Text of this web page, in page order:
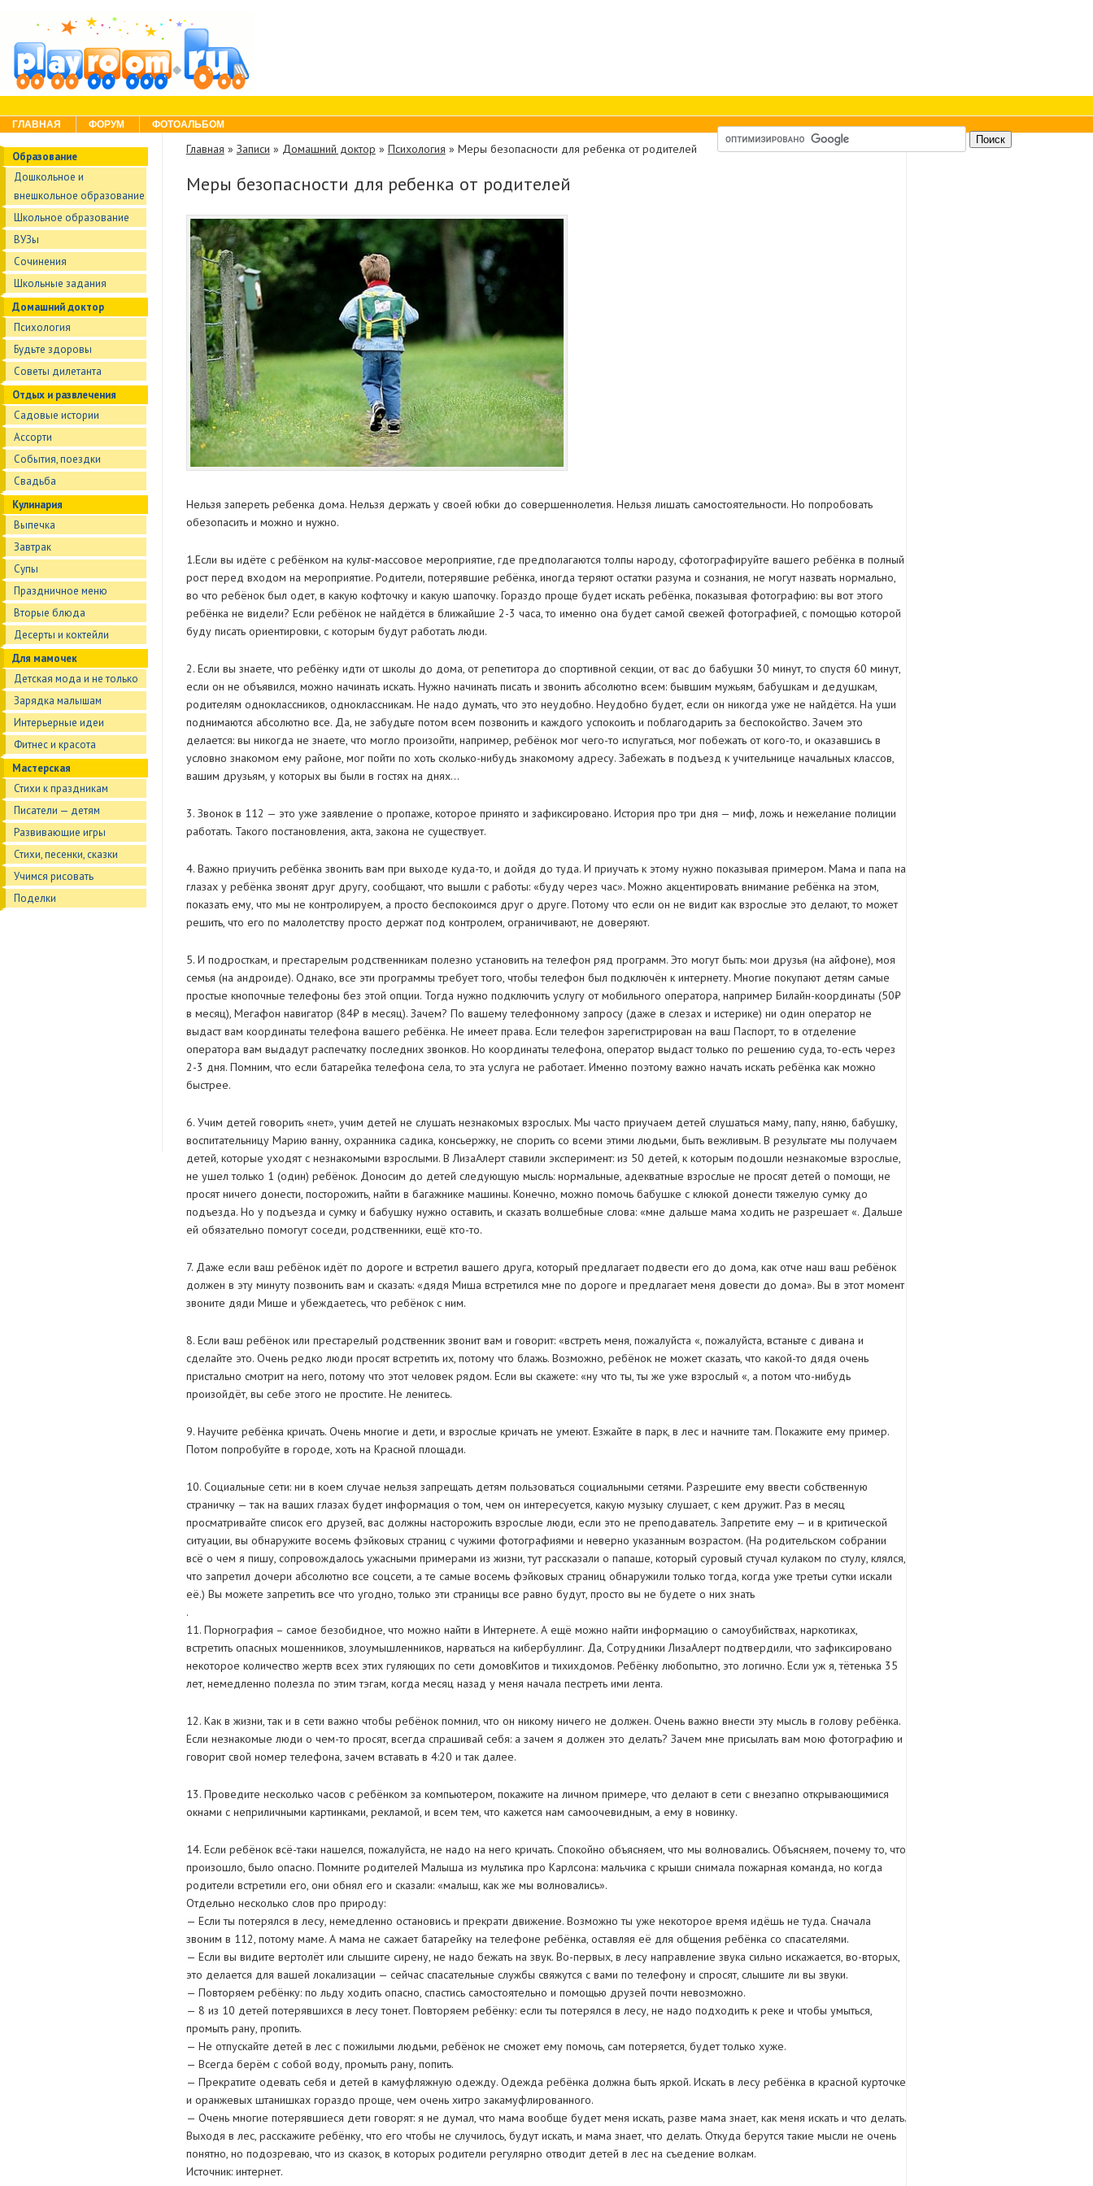
Menu
Skip to content
ГЛАВНАЯ ФОРУМ ФОТОАЛЬБОМ
Образование
Дошкольное и
внешкольное образование
Школьное образование
ВУЗы
Сочинения
Школьные задания
Домашний доктор
Психология
Будьте здоровы
Советы дилетанта
Отдых и развлечения
Садовые истории
Ассорти
События, поездки
Свадьба
Кулинария
Выпечка
Завтрак
Супы
Праздничное меню
Вторые блюда
Десерты и коктейли
Для мамочек
Детская мода и не только
Зарядка малышам
Интерьерные идеи
Фитнес и красота
Мастерская
Стихи к праздникам
Писатели — детям
Развивающие игры
Стихи, песенки, сказки
Учимся рисовать
Поделки
Главная » Записи » Домашний доктор » Психология » Меры безопасности для ребенка от родителей
Меры безопасности для ребенка от родителей
Нельзя запереть ребенка дома. Нельзя держать у своей юбки до совершеннолетия. Нельзя лишать самостоятельности. Но попробовать
обезопасить и можно и нужно.
1.Если вы идёте с ребёнком на культ-массовое мероприятие, где предполагаются толпы народу, сфотографируйте вашего ребёнка в полный
рост перед входом на мероприятие. Родители, потерявшие ребёнка, иногда теряют остатки разума и сознания, не могут назвать нормально,
во что ребёнок был одет, в какую кофточку и какую шапочку. Гораздо проще будет искать ребёнка, показывая фотографию: вы вот этого
ребёнка не видели? Если ребёнок не найдётся в ближайшие 2-3 часа, то именно она будет самой свежей фотографией, с помощью которой
буду писать ориентировки, с которым будут работать люди.
2. Если вы знаете, что ребёнку идти от школы до дома, от репетитора до спортивной секции, от вас до бабушки 30 минут, то спустя 60 минут,
если он не объявился, можно начинать искать. Нужно начинать писать и звонить абсолютно всем: бывшим мужьям, бабушкам и дедушкам,
родителям одноклассников, одноклассникам. Не надо думать, что это неудобно. Неудобно будет, если он никогда уже не найдётся. На уши
поднимаются абсолютно все. Да, не забудьте потом всем позвонить и каждого успокоить и поблагодарить за беспокойство. Зачем это
делается: вы никогда не знаете, что могло произойти, например, ребёнок мог чего-то испугаться, мог побежать от кого-то, и оказавшись в
условно знакомом ему районе, мог пойти по хоть сколько-нибудь знакомому адресу. Забежать в подъезд к учительнице начальных классов,
вашим друзьям, у которых вы были в гостях на днях…
3. Звонок в 112 — это уже заявление о пропаже, которое принято и зафиксировано. История про три дня — миф, ложь и нежелание полиции
работать. Такого постановления, акта, закона не существует.
4. Важно приучить ребёнка звонить вам при выходе куда-то, и дойдя до туда. И приучать к этому нужно показывая примером. Мама и папа на
глазах у ребёнка звонят друг другу, сообщают, что вышли с работы: «буду через час». Можно акцентировать внимание ребёнка на этом,
показать ему, что мы не контролируем, а просто беспокоимся друг о друге. Потому что если он не видит как взрослые это делают, то может
решить, что его по малолетству просто держат под контролем, ограничивают, не доверяют.
5. И подросткам, и престарелым родственникам полезно установить на телефон ряд программ. Это могут быть: мои друзья (на айфоне), моя
семья (на андроиде). Однако, все эти программы требует того, чтобы телефон был подключён к интернету. Многие покупают детям самые
простые кнопочные телефоны без этой опции. Тогда нужно подключить услугу от мобильного оператора, например Билайн-координаты (50₽
в месяц), Мегафон навигатор (84₽ в месяц). Зачем? По вашему телефонному запросу (даже в слезах и истерике) ни один оператор не
выдаст вам координаты телефона вашего ребёнка. Не имеет права. Если телефон зарегистрирован на ваш Паспорт, то в отделение
оператора вам выдадут распечатку последних звонков. Но координаты телефона, оператор выдаст только по решению суда, то-есть через
2-3 дня. Помним, что если батарейка телефона села, то эта услуга не работает. Именно поэтому важно начать искать ребёнка как можно
быстрее.
6. Учим детей говорить «нет», учим детей не слушать незнакомых взрослых. Мы часто приучаем детей слушаться маму, папу, няню, бабушку,
воспитательницу Марию ванну, охранника садика, консьержку, не спорить со всеми этими людьми, быть вежливым. В результате мы получаем
детей, которые уходят с незнакомыми взрослыми. В ЛизаАлерт ставили эксперимент: из 50 детей, к которым подошли незнакомые взрослые,
не ушел только 1 (один) ребёнок. Доносим до детей следующую мысль: нормальные, адекватные взрослые не просят детей о помощи, не
просят ничего донести, посторожить, найти в багажнике машины. Конечно, можно помочь бабушке с клюкой донести тяжелую сумку до
подъезда. Но у подъезда и сумку и бабушку нужно оставить, и сказать волшебные слова: «мне дальше мама ходить не разрешает «. Дальше
ей обязательно помогут соседи, родственники, ещё кто-то.
7. Даже если ваш ребёнок идёт по дороге и встретил вашего друга, который предлагает подвести его до дома, как отче наш ваш ребёнок
должен в эту минуту позвонить вам и сказать: «дядя Миша встретился мне по дороге и предлагает меня довести до дома». Вы в этот момент
звоните дяди Мише и убеждаетесь, что ребёнок с ним.
8. Если ваш ребёнок или престарелый родственник звонит вам и говорит: «встреть меня, пожалуйста «, пожалуйста, встаньте с дивана и
сделайте это. Очень редко люди просят встретить их, потому что блажь. Возможно, ребёнок не может сказать, что какой-то дядя очень
пристально смотрит на него, потому что этот человек рядом. Если вы скажете: «ну что ты, ты же уже взрослый «, а потом что-нибудь
произойдёт, вы себе этого не простите. Не ленитесь.
9. Научите ребёнка кричать. Очень многие и дети, и взрослые кричать не умеют. Езжайте в парк, в лес и начните там. Покажите ему пример.
Потом попробуйте в городе, хоть на Красной площади.
10. Социальные сети: ни в коем случае нельзя запрещать детям пользоваться социальными сетями. Разрешите ему ввести собственную
страничку — так на ваших глазах будет информация о том, чем он интересуется, какую музыку слушает, с кем дружит. Раз в месяц
просматривайте список его друзей, вас должны насторожить взрослые люди, если это не преподаватель. Запретите ему — и в критической
ситуации, вы обнаружите восемь фэйковых страниц с чужими фотографиями и неверно указанным возрастом. (На родительском собрании
всё о чем я пишу, сопровождалось ужасными примерами из жизни, тут рассказали о папаше, который суровый стучал кулаком по стулу, клялся,
что запретил дочери абсолютно все соцсети, а те самые восемь фэйковых страниц обнаружили только тогда, когда уже третьи сутки искали
её.) Вы можете запретить все что угодно, только эти страницы все равно будут, просто вы не будете о них знать
.
11. Порнография – самое безобидное, что можно найти в Интернете. А ещё можно найти информацию о самоубийствах, наркотиках,
встретить опасных мошенников, злоумышленников, нарваться на кибербуллинг. Да, Сотрудники ЛизаАлерт подтвердили, что зафиксировано
некоторое количество жертв всех этих гуляющих по сети домовКитов и тихихдомов. Ребёнку любопытно, это логично. Если уж я, тётенька 35
лет, немедленно полезла по этим тэгам, когда месяц назад у меня начала пестреть ими лента.
12. Как в жизни, так и в сети важно чтобы ребёнок помнил, что он никому ничего не должен. Очень важно внести эту мысль в голову ребёнка.
Если незнакомые люди о чем-то просят, всегда спрашивай себя: а зачем я должен это делать? Зачем мне присылать вам мою фотографию и
говорит свой номер телефона, зачем вставать в 4:20 и так далее.
13. Проведите несколько часов с ребёнком за компьютером, покажите на личном примере, что делают в сети с внезапно открывающимися
окнами с неприличными картинками, рекламой, и всем тем, что кажется нам самоочевидным, а ему в новинку.
14. Если ребёнок всё-таки нашелся, пожалуйста, не надо на него кричать. Спокойно объясняем, что мы волновались. Объясняем, почему то, что
произошло, было опасно. Помните родителей Малыша из мультика про Карлсона: мальчика с крыши снимала пожарная команда, но когда
родители встретили его, они обнял его и сказали: «малыш, как же мы волновались».
Отдельно несколько слов про природу:
— Если ты потерялся в лесу, немедленно остановись и прекрати движение. Возможно ты уже некоторое время идёшь не туда. Сначала
звоним в 112, потому маме. А мама не сажает батарейку на телефоне ребёнка, оставляя её для общения ребёнка со спасателями.
— Если вы видите вертолёт или слышите сирену, не надо бежать на звук. Во-первых, в лесу направление звука сильно искажается, во-вторых,
это делается для вашей локализации — сейчас спасательные службы свяжутся с вами по телефону и спросят, слышите ли вы звуки.
— Повторяем ребёнку: по льду ходить опасно, спастись самостоятельно и помощью друзей почти невозможно.
— 8 из 10 детей потерявшихся в лесу тонет. Повторяем ребёнку: если ты потерялся в лесу, не надо подходить к реке и чтобы умыться,
промыть рану, пропить.
— Не отпускайте детей в лес с пожилыми людьми, ребёнок не сможет ему помочь, сам потеряется, будет только хуже.
— Всегда берём с собой воду, промыть рану, попить.
— Прекратите одевать себя и детей в камуфляжную одежду. Одежда ребёнка должна быть яркой. Искать в лесу ребёнка в красной курточке
и оранжевых штанишках гораздо проще, чем очень хитро закамуфлированного.
— Очень многие потерявшиеся дети говорят: я не думал, что мама вообще будет меня искать, разве мама знает, как меня искать и что делать.
Выходя в лес, расскажите ребёнку, что его чтобы не случилось, будут искать, и мама знает, что делать. Откуда берутся такие мысли не очень
понятно, но подозреваю, что из сказок, в которых родители регулярно отводит детей в лес на съедение волкам.
Источник: интернет.